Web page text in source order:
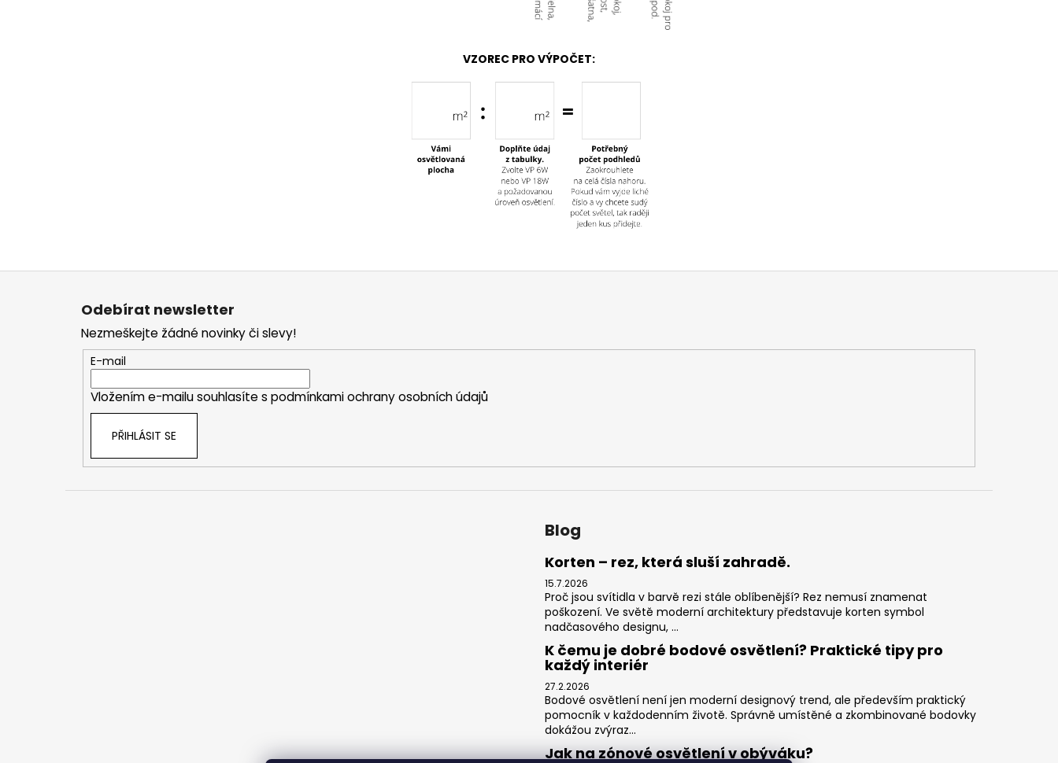
VZOREC PRO VÝPOČET:
Z
Odebírat newsletter
Nezmeškejte žádné novinky či slevy!
E-mail
Vložením e-mailu souhlasíte s podmínkami ochrany osobních údajů
PŘIHLÁSIT SE
Blog
Korten – rez, která sluší zahradě.
15.7.2026
Proč jsou svítidla v barvě rezi stále oblíbenější? Rez nemusí znamenat
poškození. Ve světě moderní architektury představuje korten symbol
nadčasového designu, ...
K čemu je dobré bodové osvětlení? Praktické tipy pro
každý interiér
27.2.2026
Bodové osvětlení není jen moderní designový trend, ale především praktický
pomocník v každodenním životě. Správně umístěné a zkombinované bodovky
dokážou zvýraz...
Jak na zónové osvětlení v obýváku?